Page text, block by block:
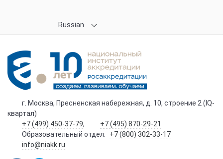
Russian
г. Москва, Пресненская набережная, д. 10, строение 2 (IQ-
квартал)
+7 (499) 450-37-79,
+7 (495) 870-29-21
Образовательный отдел:
+7 (800) 302-33-17
info@niakk.ru